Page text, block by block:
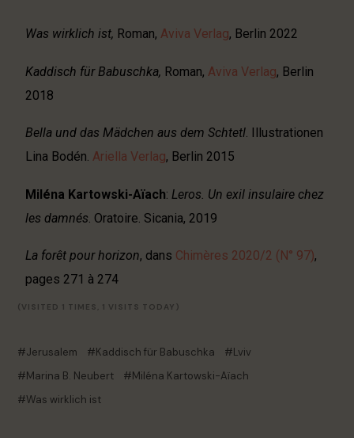
Was wirklich ist, Roman,Aviva Verlag, Berlin 2022
Kaddisch für Babuschka, Roman, Aviva Verlag, Berlin
2018
Bella und das Mädchen aus dem Schtetl. Illustrationen
Lina Bodén.Ariella Verlag, Berlin 2015
Miléna Kartowski-Aïach: Leros. Un exil insulaire chez
les damnés . Oratoire. Sicania, 2019
La forêt pour horizon, dans Chimères 2020/2 (N° 97),
pages 271 à 274
(VISITED 1 TIMES, 1 VISITS TODAY)
Jerusalem Kaddisch für Babuschka
Lviv
Marina B. Neubert
Miléna Kartowski-Aïach
Was wirklich ist